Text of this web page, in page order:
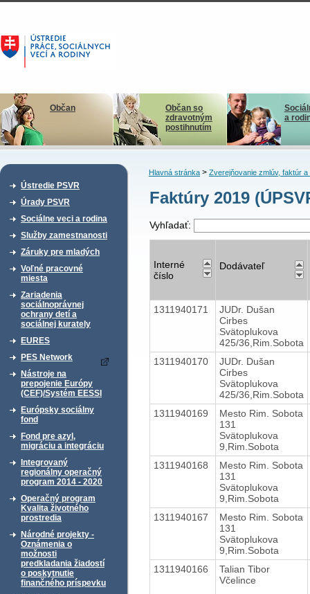
Občan
Občan so
zdravotným
postihnutím
a
Ústredie PSVR
Úrady PSVR
Sociálne veci a rodina
Služby zamestnanosti
Záruky pre mladých
Voľné pracovné
miesta
Zariadenia
sociálnoprávnej
ochrany detí a
sociálnej kurately
EURES
PES Network
Nástroje na
prepojenie Európy
(CEF)/Systém EESSI
Európsky sociálny
fond
Fond pre azyl,
migráciu a integráciu
Integrovaný
regionálny operačný
program 2014 - 2020
Operačný program
Kvalita životného
prostredia
Národné projekty -
Oznámenia o
možnosti
predkladania žiadostí
o poskytnutie
finančného príspevku
Hlavná stránka> Zverejňovanie zmlúv, faktúr a
Faktúry 2019
Vyhľadať:
Interné
číslo
Dodávateľ
1311940171
JUDr. Dušan
Cirbes
Svätoplukova
425/36,Rim.Sobota
1311940170
JUDr. Dušan
Cirbes
Svätoplukova
425/36,Rim.Sobota
1311940169
Mesto Rim. Sobota
131
Svätoplukova
9,Rim.Sobota
1311940168
Mesto Rim. Sobota
131
Svätoplukova
9,Rim.Sobota
1311940167
Mesto Rim. Sobota
131
Svätoplukova
9,Rim.Sobota
1311940166
Talian Tibor
Včelince